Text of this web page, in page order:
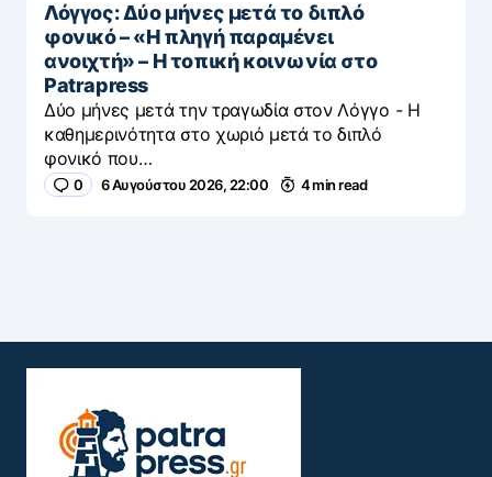
Λόγγος: Δύο μήνες μετά το διπλό
φονικό – «H πληγή παραμένει
ανοιχτή» – Η τοπική κοινωνία στο
Patrapress
Δύο μήνες μετά την τραγωδία στον Λόγγο - H
καθημερινότητα στο χωριό μετά το διπλό
φονικό που…
0 6 Αυγούστου 2026, 22:00 4 min read